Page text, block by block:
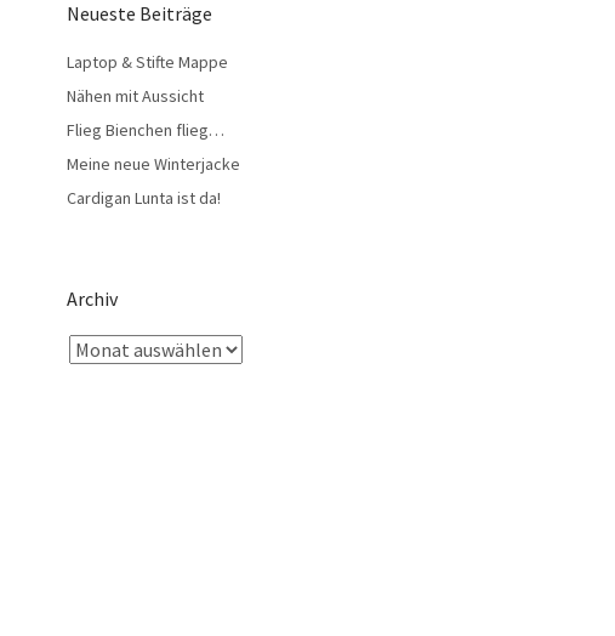
Neueste Beiträge
Laptop & Stifte Mappe
Nähen mit Aussicht
Flieg Bienchen flieg…
Meine neue Winterjacke
Cardigan Lunta ist da!
Archiv